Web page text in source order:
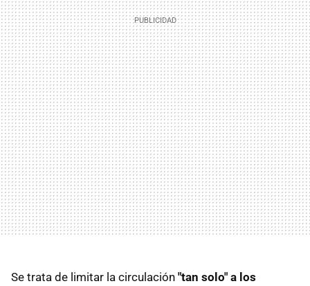
Se trata de limitar la circulación "tan solo" a los